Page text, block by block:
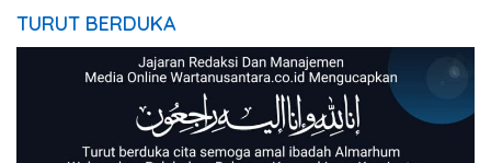
TURUT BERDUKA